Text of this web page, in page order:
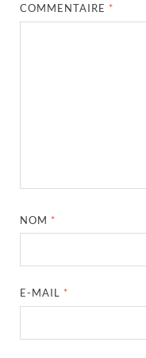
COMMENTAIRE *
NOM *
E-MAIL *